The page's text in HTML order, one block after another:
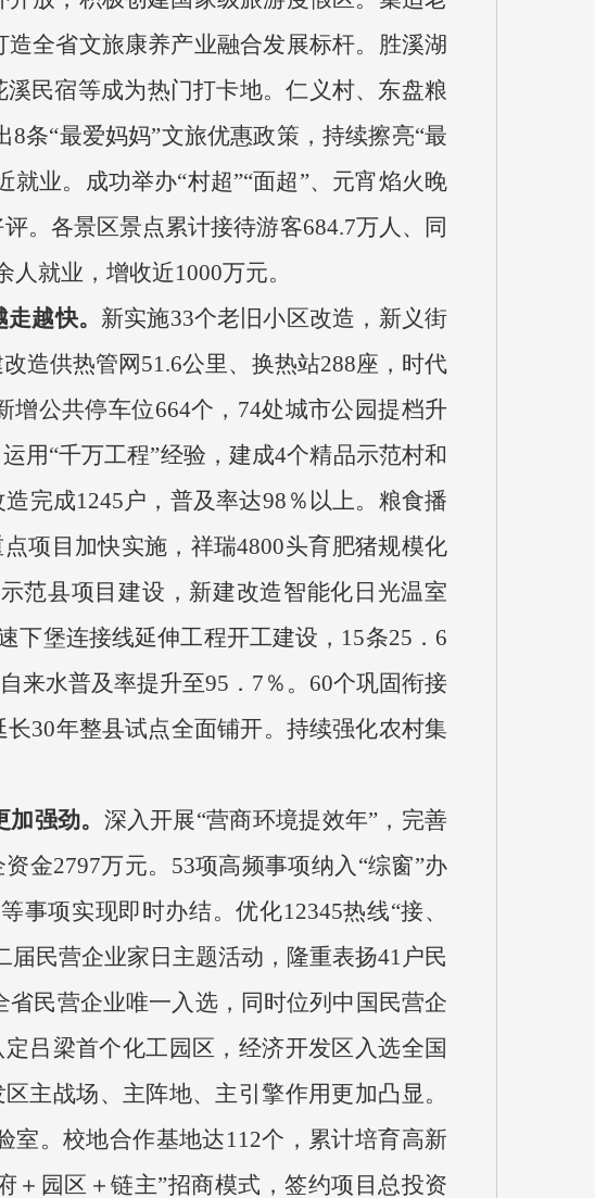
全省文旅康养产业融合发展标杆。胜溪湖
民宿等成为热门打卡地。仁义村、东盘粮
条“最爱妈妈”文旅优惠政策，持续擦亮“最
业。成功举办“村超”“面超”、元宵焰火晚
。各景区景点累计接待游客684.7万人、同
就业，增收近1000万元。
越快。 新实施33个老旧小区改造，新义街
造供热管网51.6公里、换热站288座，时代
公共停车位664个，74处城市公园提档升
用“千万工程”经验，建成4个精品示范村和
完成1245户，普及率达98％以上。粮食播
项目加快实施，祥瑞4800头育肥猪规模化
范县项目建设，新建改造智能化日光温室
下堡连接线延伸工程开工建设，15条25．6
来水普及率提升至95．7％。60个巩固衔接
30年整县试点全面铺开。持续强化农村集
强劲。 深入开展“营商环境提效年”，完善
金2797万元。53项高频事项纳入“综窗”办
项实现即时办结。优化12345热线“接、
民营企业家日主题活动，隆重表扬41户民
民营企业唯一入选，同时位列中国民营企
吕梁首个化工园区，经济开发区入选全国
主战场、主阵地、主引擎作用更加凸显。
。校地合作基地达112个，累计培育高新
＋园区＋链主”招商模式，签约项目总投资